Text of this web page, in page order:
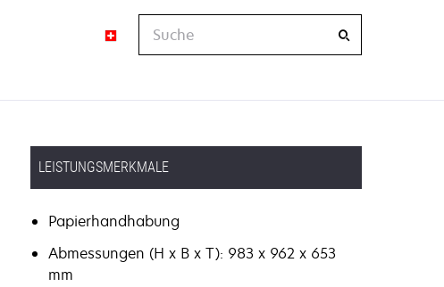
Suche
LEISTUNGSMERKMALE
Papierhandhabung
Abmessungen (H x B x T): 983 x 962 x 653
mm